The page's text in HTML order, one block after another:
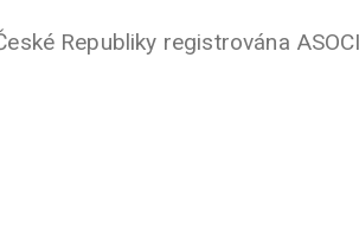
Republiky registrována